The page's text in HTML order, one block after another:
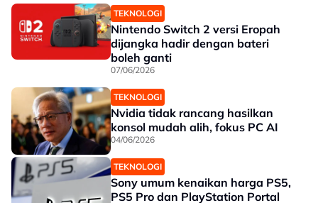
TEKNOLOGI
Nintendo Switch 2 versi Eropah
dijangka hadir dengan bateri
boleh ganti
07/06/2026
TEKNOLOGI
Nvidia tidak rancang hasilkan
konsol mudah alih, fokus PC AI
04/06/2026
TEKNOLOGI
Sony umum kenaikan harga PS5,
PS5 Pro dan PlayStation Portal